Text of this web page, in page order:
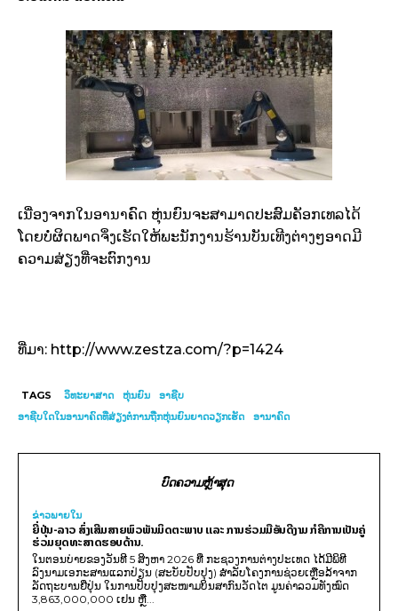
ເນື່ອງຈາກໃນອານາຄົດ ຫຸ່ນຍົນຈະສາມາດປະສົມຄັອກເທລໄດ້
ໂດຍບໍ່ຜິດພາດຈິ່ງເຮັດໃຫ້ພະນັກງານຮ້ານບັນເທີງຕ່າງໆອາດມີ
ຄວາມສ່ຽງທີ່ຈະຕົກງານ
ທີ່ມາ: http://www.zestza.com/?p=1424
TAGS ວິທະຍາສາດ ຫຸ່ນຍົນ
ອາຊີບ
ອາຊີບໃດໃນອານາຄົດທີ່ສ່ຽງຕໍ່ການຖືກຫຸ່ນຍົນຍາດວຽກເຮັດ
ອານາຄົດ
ບົດຄວາມຫຼ້າສຸດ
ຂ່າວພາຍ​ໃນ
ຍີ່ປຸ່ນ-ລາວ ສົ່ງເສີມສາຍພົວພັນມິດຕະພາບ ແລະ ການຮ່ວມມືອັນດີງາມ ກໍຄືການເປັນຄູ່
ຮ່ວມຍຸດທະສາດຮອບດ້ານ.
ໃນຕອນບ່າຍຂອງວັນທີ 5 ສິງຫາ 2026 ທີ່ ກະຊວງການຕ່າງປະເທດ ໄດ້ມີພິທີ
ລົງນາມເອກະສານແລກປ່ຽນ (ສະບັບປັບປຸງ) ສໍາລັບໂຄງການຊ່ວຍເຫຼືອລ້າຈາກ
ລັດຖະບານຍີ່ປຸ່ນ ໃນການປັບປຸງສະໜາມບິນສາກົນວັດໄຕ ມູນຄ່າລວມທັງໝົດ
3,863,000,000 ເຢນ ຫຼື...